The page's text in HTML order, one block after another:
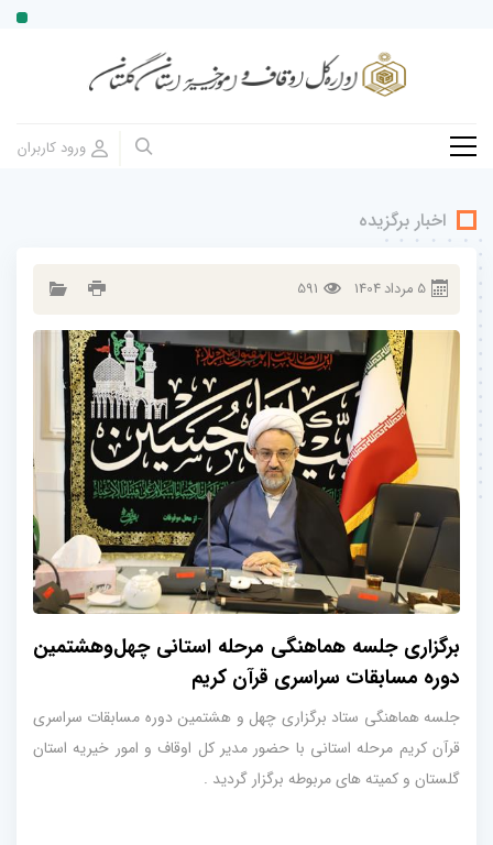
اخبار برگزیده
5 مرداد1404
591
برگزاری جلسه هماهنگی مرحله استانی چهل‌وهشتمین
دوره مسابقات سراسری قرآن کریم
جلسه هماهنگی ستاد برگزاری چهل و هشتمین دوره مسابقات سراسری
قرآن کریم مرحله استانی با حضور مدیر کل اوقاف و امور خیریه استان
گلستان و کمیته های مربوطه برگزار گردید .